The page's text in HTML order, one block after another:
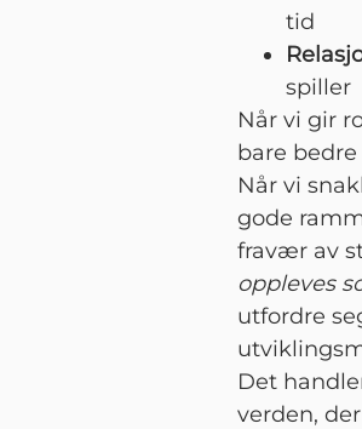
tid
spiller
Når vi gir
bare
Når vi
gode
fravær av
oppleves
utfordre
Det
verden,